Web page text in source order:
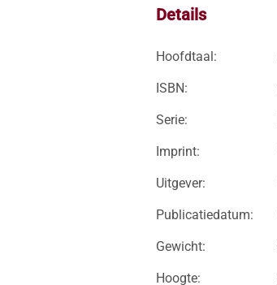
Details
Hoofdtaal:
ISBN:
Serie:
Imprint:
Uitgever:
Publicatiedatum:
Gewicht:
Hoogte: